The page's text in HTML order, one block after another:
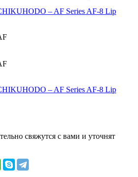
свяжутся с вами и уточнят